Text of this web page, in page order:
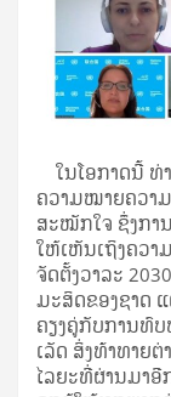
ໃນໂອກາດນີ້ ທ່
ຄວາມໝາຍຄວາ
ສະໝັກໃຈ ​ຊຶ່ງກາ
ໃຫ້ເຫັນເຖິງຄວ
ຈັດຕັ້ງວາລະ
ມະສິດຂອງຊາດ
ຄຽງຄູ່ກັບການທົ
ເລັດ ສິ່ງທ້າທາຍ
ໄລຍະທີ່ຜ່ານມາ